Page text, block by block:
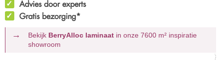
Advies door experts
Gratis bezorging*
Bekijk BerryAlloc laminaatin onze 7600 m² inspiratie
showroom